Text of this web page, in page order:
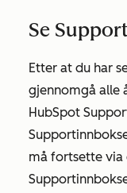
Se
Etter at du har
gjennomgå alle
HubSpot
må fortsette via